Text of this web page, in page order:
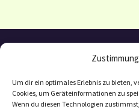
Um dir ein optimales Erlebnis zu bieten,
Cookies, um Geräteinformationen zu
Wenn du diesen Technologien